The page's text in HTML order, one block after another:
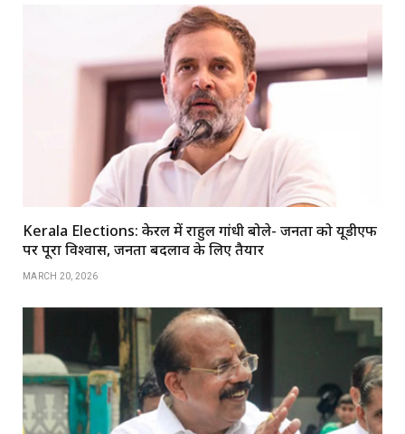
Kerala Elections: केरल में राहुल गांधी बोले- जनता को यूडीएफ
पर पूरा विश्वास, जनता बदलाव के लिए तैयार
MARCH 20, 2026